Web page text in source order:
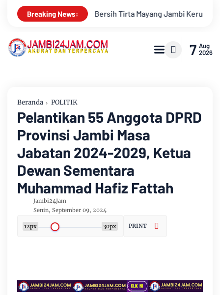
Breaking News:
Mayang Jambi Keruh Kapolda Jambi Terima
7 Aug
2026
Beranda POLITIK
Pelantikan 55 Anggota DPRD
Provinsi Jambi Masa
Jabatan 2024-2029, Ketua
Dewan Sementara
Muhammad Hafiz Fattah
Jambi24Jam
Senin, September 09, 2024
12px 30px PRINT